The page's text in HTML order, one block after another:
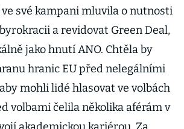
své kampani mluvila o nutnosti
a revidovat Green Deal,
jako hnutí ANO. Chtěla by
hranic EU před nelegálními
mohli lidé hlasovat ve volbách
volbami čelila několika aférám v